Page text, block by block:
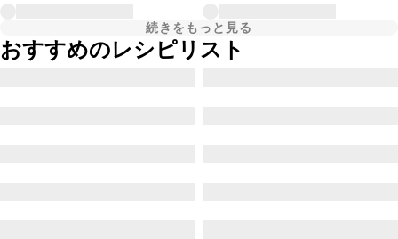
続きをもっと見る
おすすめのレシピリスト